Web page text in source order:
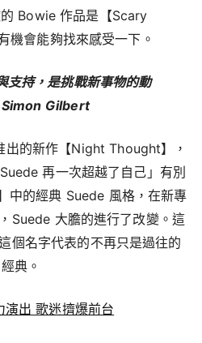
Bowie 作品是【Scary
機會能夠找來感受一下。
支持，是挑戰新事物的動
Simon Gilbert
出的新作【Night Thought】，
再一次超越了自己」有別
中的經典 Suede 風格，在新專
Suede 大膽的進行了改變。這
個名字代表的不再只是過往的
經典。